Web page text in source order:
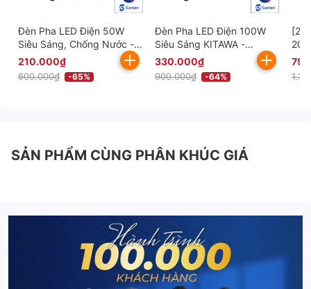
Đèn Pha LED Điện 50W
Siêu Sáng, Chống Nước -
AC.DP09.50
210.000₫
600.000₫ -65%
Đèn Pha LED Điện 100W
Siêu Sáng KITAWA -
AC.DP09.100
330.000₫
900.000₫ -64%
SẢN PHẨM CÙNG PHÂN KHÚC GIÁ